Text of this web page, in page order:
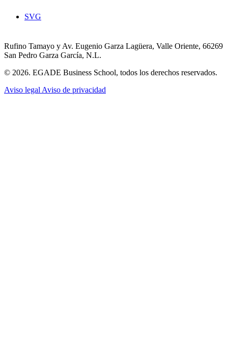
SVG
Rufino Tamayo y Av. Eugenio Garza Lagüera, Valle Oriente, 66269
San Pedro Garza García, N.L.
© 2026. EGADE Business School, todos los derechos reservados.
Aviso legal Aviso de privacidad